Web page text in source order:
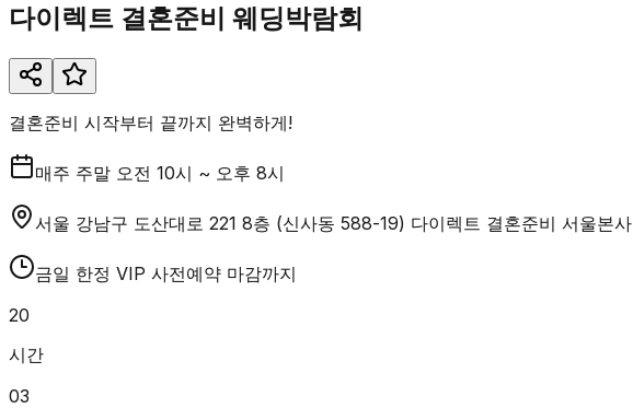
다이렉트 결혼준비 웨딩박람회
결혼준비 시작부터 끝까지 완벽하게!
매주 주말 오전 10시 ~ 오후 8시
서울 강남구 도산대로 221 8층 (신사동 588-19) 다이렉트 결혼준비 서울본사
금일 한정 VIP 사전예약 마감까지
20
시간
03